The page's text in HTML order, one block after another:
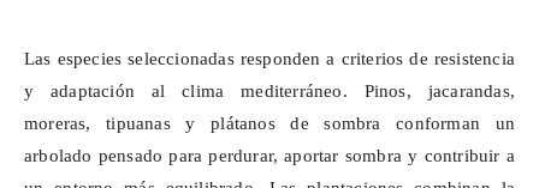
Las especies seleccionadas responden a criterios de resistencia
y adaptación al clima mediterráneo. Pinos, jacarandas,
moreras,tipuanasy plátanos de sombra conforman un
arbolado pensado para perdurar, aportar sombra y contribuir a